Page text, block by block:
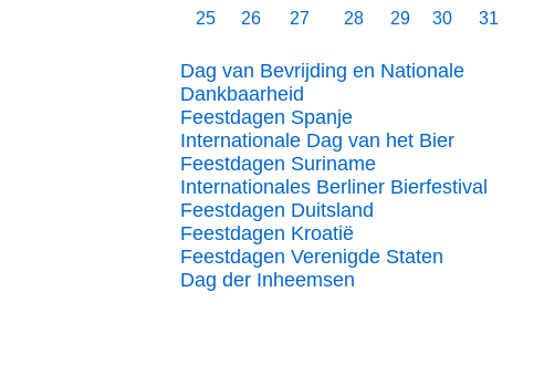
25
26 27 28 29 30 31
Dag van Bevrijding en Nationale
Dankbaarheid
Feestdagen Spanje
Internationale Dag van het Bier
Feestdagen Suriname
Internationales Berliner Bierfestival
Feestdagen Duitsland
Feestdagen Kroatië
Feestdagen Verenigde Staten
Dag der Inheemsen